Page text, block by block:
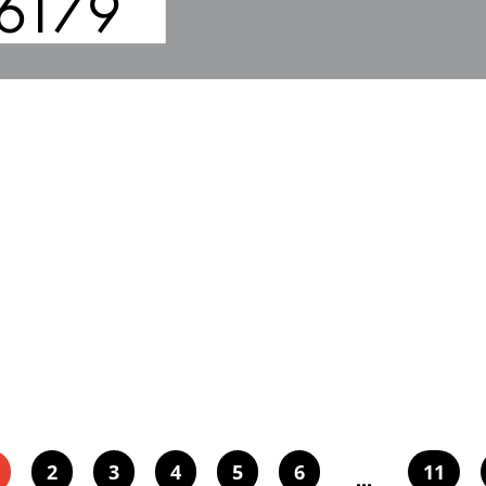
179
2 3 4 5 6 ... 11